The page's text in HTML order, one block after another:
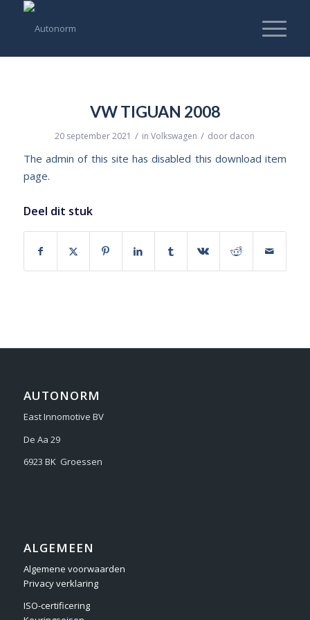
VW TIGUAN 2008
20 september 2021 / inVolkswagen / door dacon
The admin of this site has disabled this download item
page.
Deel dit stuk
AUTONORM
East Innomotive BV
De Aa 29
6923 BK Groessen
ALGEMEEN
Algemene voorwaarden
Privacy verklaring
ISO-certificering